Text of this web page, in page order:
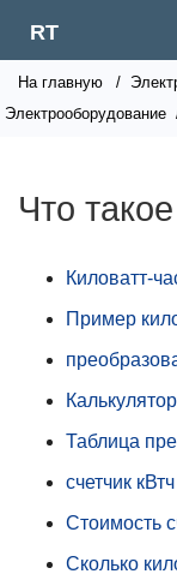
RT
На главную /
Электрооборудование
Что
Киловатт-
Пример
Таблица
счетчик кВтч
Стоимость
Сколько